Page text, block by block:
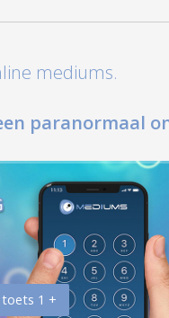
mediums.
paranormaal
toets 1 +